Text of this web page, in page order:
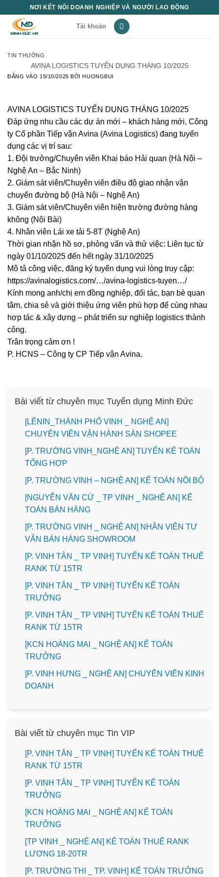
NƠI KẾT NỐI DOANH NGHIỆP VÀ NGƯỜI LAO ĐỘNG
Tài khoản
TIN THƯỜNG
AVINA LOGISTICS TUYỂN DỤNG THÁNG 10/2025
ĐĂNG VÀO 15/10/2025 BỞIHUONGBUI
AVINA LOGISTICS TUYỂN DỤNG THÁNG 10/2025
Đáp ứng nhu cầu các dự án mới – khách hàng mới, Công
ty Cổ phần Tiếp vận Avina (Avina Logistics) đang tuyển
dụng các vị trí sau:
1. Đội trưởng/Chuyên viên Khai báo Hải quan (Hà Nội –
Nghệ An – Bắc Ninh)
2. Giám sát viên/Chuyên viên điều độ giao nhận vận
chuyển đường bộ (Hà Nội – Nghệ An)
3. Giám sát viên/Chuyên viên hiện trường đường hàng
không (Nội Bài)
4. Nhân viên Lái xe tải 5-8T (Nghệ An)
Thời gian nhận hồ sơ, phỏng vấn và thử việc: Liên tục từ
ngày 01/10/2025 đến hết ngày 31/10/2025
Mô tả công việc, đăng ký tuyển dụng vui lòng truy cập:
https://avinalogistics.com/…/avina-logistics-tuyen…/
Kính mong anh/chị em đồng nghiệp, đối tác, bạn bè quan
tâm, chia sẻ và giới thiệu ứng viên phù hợp để cùng nhau
hợp tác & xây dựng – phát triển sự nghiệp logistics thành
công.
Trân trọng cảm ơn !
P. HCNS – Công ty CP Tiếp vận Avina.
Bài viết từ chuyên mục Tuyển dụng Minh Đức
️[LÊNIN_THÀNH PHỐ VINH _ NGHỆ AN]
CHUYÊN VIÊN VẬN HÀNH SÀN SHOPEE
[P. TRƯỜNG VINH_NGHỆ AN] TUYỂN KẾ TOÁN
TỔNG HỢP
[P. TRƯỜNG VINH – NGHỆ AN] KẾ TOÁN NỘI BỘ
[NGUYỄN VĂN CỪ _ TP VINH _ NGHỆ AN] KẾ
TOÁN BÁN HÀNG
[P. TRƯỜNG VINH _ NGHỆ AN] NHÂN VIÊN TƯ
VẤN BÁN HÀNG SHOWROOM
[P. VINH TÂN _ TP VINH] TUYỂN KẾ TOÁN THUẾ
RANK TỪ 15TR
[P. VINH TÂN _ TP VINH] TUYỂN KẾ TOÁN
TRƯỞNG
[P. VINH TÂN _ TP VINH] TUYỂN KẾ TOÁN THUẾ
RANK TỪ 15TR
️[KCN HOÀNG MAI _ NGHỆ AN] KẾ TOÁN
TRƯỞNG
️[P. VINH HƯNG _ NGHỆ AN] CHUYÊN VIÊN KINH
DOANH
Bài viết từ chuyên mục Tin VIP
[P. VINH TÂN _ TP VINH] TUYỂN KẾ TOÁN THUẾ
RANK TỪ 15TR
[P. VINH TÂN _ TP VINH] TUYỂN KẾ TOÁN
TRƯỞNG
️[KCN HOÀNG MAI _ NGHỆ AN] KẾ TOÁN
TRƯỞNG
[TP VINH _ NGHỆ AN] KẾ TOÁN THUẾ RANK
LƯƠNG 18-20TR
️[P. TRƯỜNG THI _ TP. VINH] KẾ TOÁN TRƯỞNG